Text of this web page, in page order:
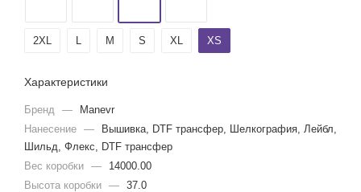
2XL L M S XL XS
Характеристики
Бренд —
Manevr
Нанесение —
Вышивка, DTF трансфер, Шелкография, Лейбл,
Шильд, Флекс, DTF трансфер
Вес коробки —
14000.00
Высота коробки — 37.0